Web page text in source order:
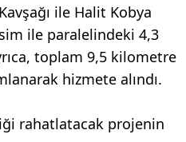
ile Halit Kobya
ile paralelindeki 4,3
toplam 9,5 kilometre
hizmete alındı.